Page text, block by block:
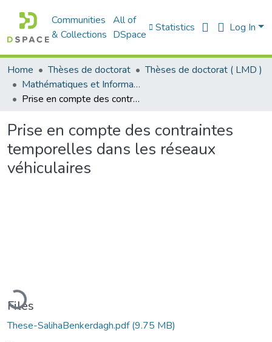
Communities
& Collections
All of
DSpace
Statistics Log In
Home Thèses de doctorat
Thèses de doctorat ( LMD )
Mathématiques et Informatique - رياضيات والاعلام الآلي
Prise en compte des contraintes temporelles dans les réseaux véhiculaires
Prise en compte des contraintes
temporelles dans les réseaux
véhiculaires
Loading...
Files
These-SalihaBenkerdagh.pdf(9.75 MB)